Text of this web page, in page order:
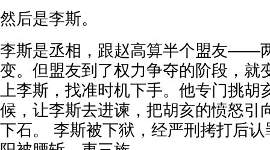
然后是李斯。
李斯是丞相，跟赵高算半个盟友——
变。但盟友到了权力争夺的阶段，就
上李斯，找准时机下手。他专门挑胡
候，让李斯去进谏，把胡亥的愤怒引
下石。 李斯被下狱，经严刑拷打后